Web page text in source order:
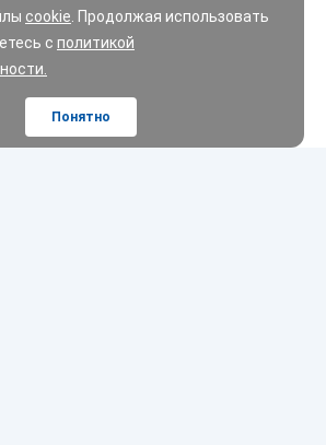
cookie . Продолжая использовать
с политикой
Понятно